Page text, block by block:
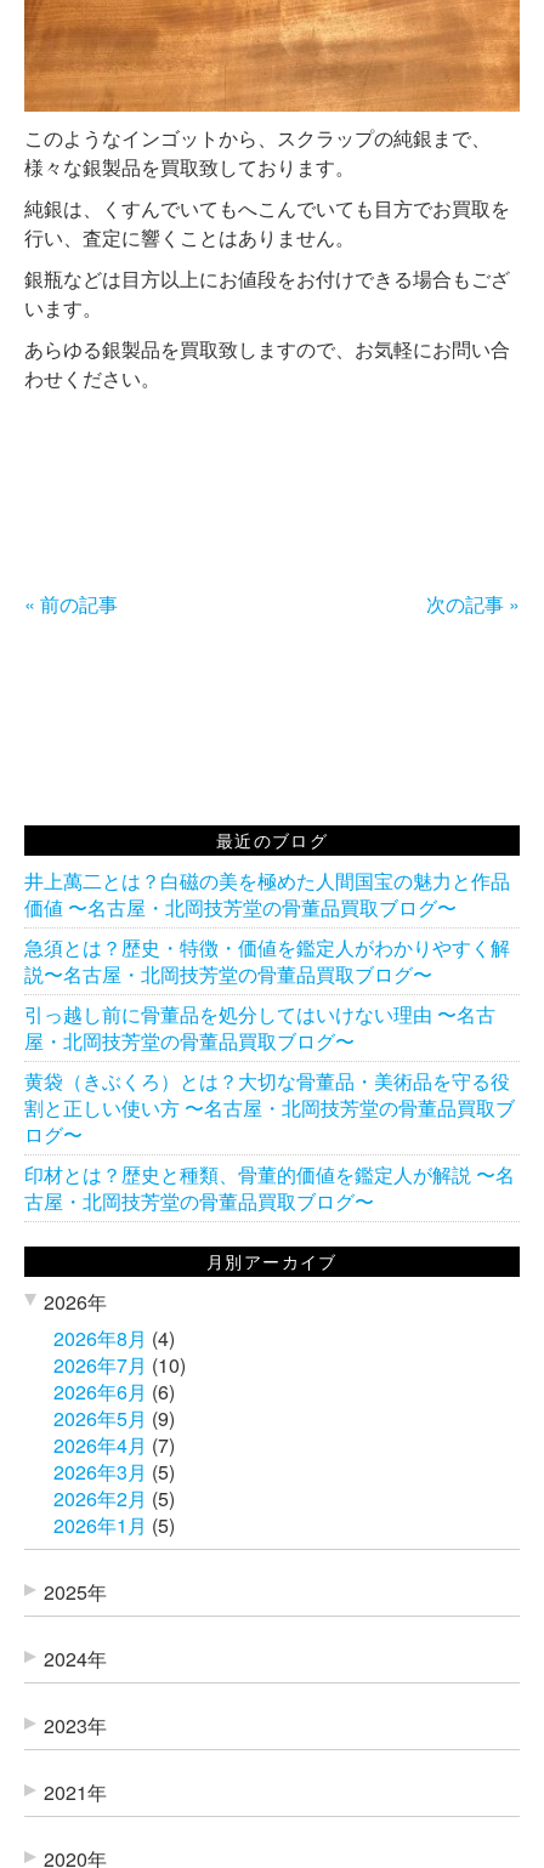
このようなインゴットから、スクラップの純銀まで、
様々な銀製品を買取致しております。
純銀は、くすんでいてもへこんでいても目方でお買取を
行い、査定に響くことはありません。
銀瓶などは目方以上にお値段をお付けできる場合もござ
います。
あらゆる銀製品を買取致しますので、お気軽にお問い合
わせください。
« 前の記事 次の記事 »
最近のブログ
井上萬二とは？白磁の美を極めた人間国宝の魅力と作品
価値 〜名古屋・北岡技芳堂の骨董品買取ブログ〜
急須とは？歴史・特徴・価値を鑑定人がわかりやすく解
説〜名古屋・北岡技芳堂の骨董品買取ブログ〜
引っ越し前に骨董品を処分してはいけない理由 〜名古
屋・北岡技芳堂の骨董品買取ブログ〜
黄袋（きぶくろ）とは？大切な骨董品・美術品を守る役
割と正しい使い方 〜名古屋・北岡技芳堂の骨董品買取ブ
ログ〜
印材とは？歴史と種類、骨董的価値を鑑定人が解説 〜名
古屋・北岡技芳堂の骨董品買取ブログ〜
月別アーカイブ
2026年
2026年8月 (4)
2026年7月 (10)
2026年6月 (6)
2026年5月 (9)
2026年4月 (7)
2026年3月 (5)
2026年2月 (5)
2026年1月 (5)
2025年
2024年
2023年
2021年
2020年